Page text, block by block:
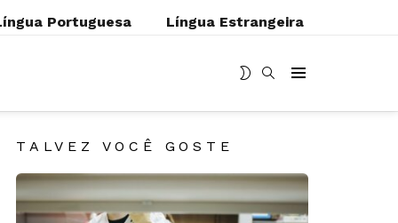
Portuguesa Língua Estrangeira
MUDARBUSCAR
TALVEZ VOCÊ GOSTE